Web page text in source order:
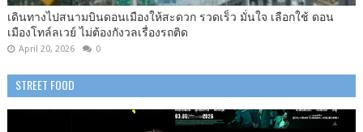
เดินทางไปสนามบินดอนเมืองให้สะดวก รวดเร็ว มั่นใจ เลือกใช้ ดอน
เมืองโทล์ลเวย์ ไม่ต้องกังวลเรื่องรถติด
April 20, 2026 0
STREET FOOD